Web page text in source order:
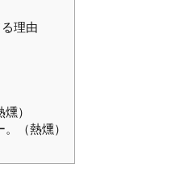
理由
）
（熱燻）